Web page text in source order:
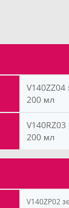
V140ZZ04
200 мл
200 мл
V140ZP02